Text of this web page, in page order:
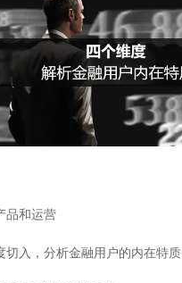
品和运营
切入，分析金融用户的内在特质